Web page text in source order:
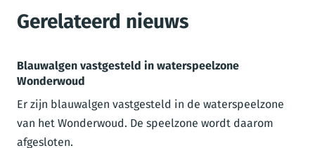
Gerelateerd nieuws
Blauwalgen vastgesteld in waterspeelzone
Wonderwoud
Er zijn blauwalgen vastgesteld in de waterspeelzone
van het Wonderwoud. De speelzone wordt daarom
afgesloten.